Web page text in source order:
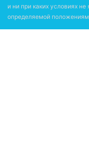
и ни при каких условиях
определяемой